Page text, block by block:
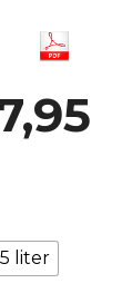
liter